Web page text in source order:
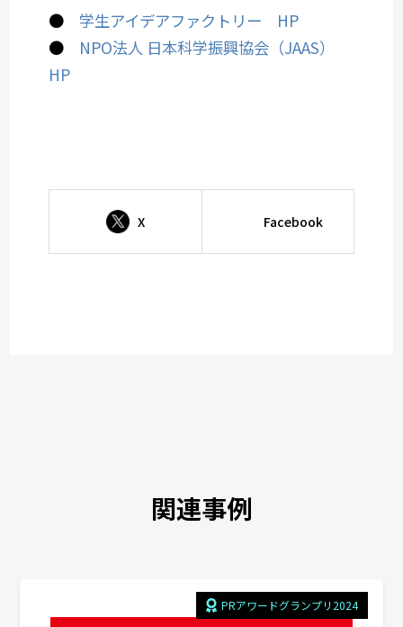
●学生アイデアファクトリー HP
● NPO法人 日本科学振興協会（JAAS）
HP
X Facebook
関連事例
PRアワードグランプリ2024